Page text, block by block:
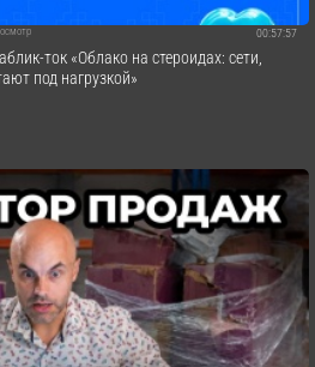
00:57:57
ток «Облако на стероидах: сети,
под нагрузкой»